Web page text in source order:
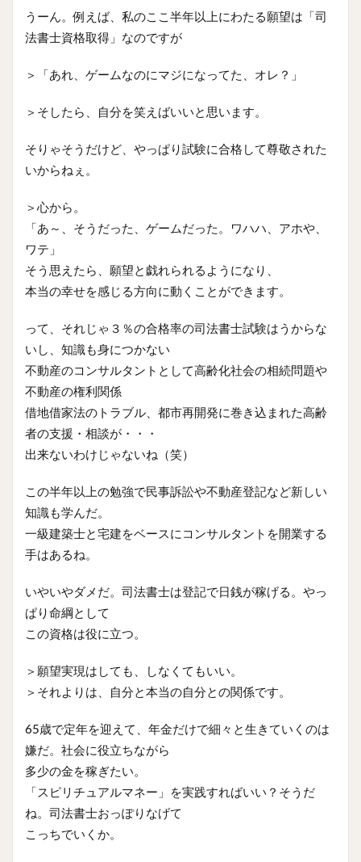
うーん。例えば、私のここ半年以上にわたる願望は「司
法書士資格取得」なのですが
＞「あれ、ゲームなのにマジになってた、オレ？」
＞そしたら、自分を笑えばいいと思います。
そりゃそうだけど、やっぱり試験に合格して尊敬された
いからねぇ。
＞心から。
「あ～、そうだった、ゲームだった。ワハハ、アホや、
ワテ」
そう思えたら、願望と戯れられるようになり、
本当の幸せを感じる方向に動くことができます。
って、それじゃ３％の合格率の司法書士試験はうからな
いし、知識も身につかない
不動産のコンサルタントとして高齢化社会の相続問題や
不動産の権利関係
借地借家法のトラブル、都市再開発に巻き込まれた高齢
者の支援・相談が・・・
出来ないわけじゃないね（笑）
この半年以上の勉強で民事訴訟や不動産登記など新しい
知識も学んだ。
一級建築士と宅建をベースにコンサルタントを開業する
手はあるね。
いやいやダメだ。司法書士は登記で日銭が稼げる。やっ
ぱり命綱として
この資格は役に立つ。
＞願望実現はしても、しなくてもいい。
＞それよりは、自分と本当の自分との関係です。
65歳で定年を迎えて、年金だけで細々と生きていくのは
嫌だ。社会に役立ちながら
多少の金を稼ぎたい。
「スピリチュアルマネー」を実践すればいい？そうだ
ね。司法書士おっぽりなげて
こっちでいくか。